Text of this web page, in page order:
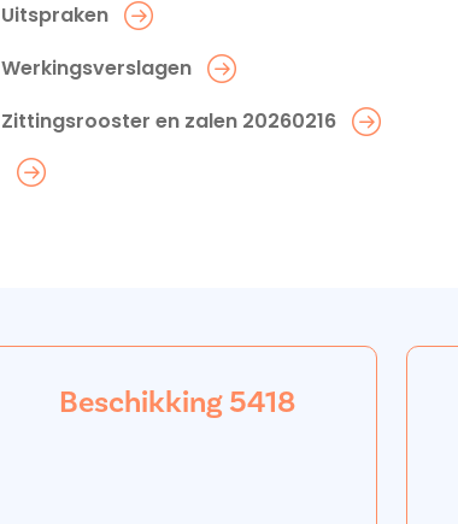
Uitspraken
Werkingsverslagen
Zittingsrooster en zalen 20260216
Beschikking 5418